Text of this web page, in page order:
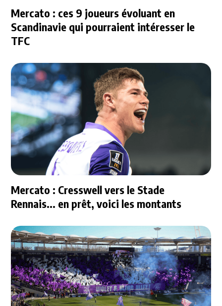
Mercato : ces 9 joueurs évoluant en
Scandinavie qui pourraient intéresser le
TFC
Mercato : Cresswell vers le Stade
Rennais... en prêt, voici les montants